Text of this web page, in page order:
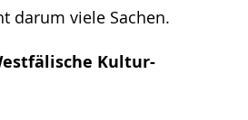
darum viele Sachen.
Kultur-